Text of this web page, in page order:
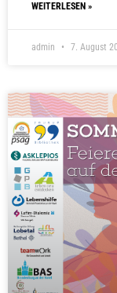
WEITERLESEN »
admin 7. August